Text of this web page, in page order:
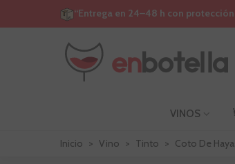
“Entrega en 24–48 h con
VINOS
Inicio > Vino > Tinto > Coto De